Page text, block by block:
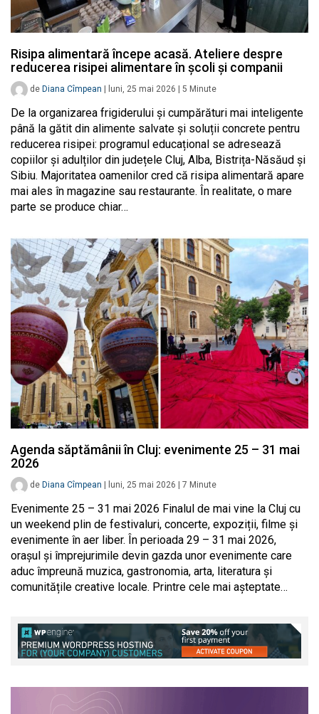
Risipa alimentară începe acasă. Ateliere despre
reducerea risipei alimentare în școli și companii
de Diana Cîmpean luni, 25 mai 2026 5 Minute
De la organizarea frigiderului și cumpărături mai inteligente
până la gătit din alimente salvate și soluții concrete pentru
reducerea risipei: programul educațional se adresează
copiilor și adulților din județele Cluj, Alba, Bistrița-Năsăud și
Sibiu. Majoritatea oamenilor cred că risipa alimentară apare
mai ales în magazine sau restaurante. În realitate, o mare
parte se produce chiar…
Agenda săptămânii în Cluj: evenimente 25 – 31 mai
2026
de Diana Cîmpean luni, 25 mai 2026 7 Minute
Evenimente 25 – 31 mai 2026 Finalul de mai vine la Cluj cu
un weekend plin de festivaluri, concerte, expoziții, filme și
evenimente în aer liber. În perioada 29 – 31 mai 2026,
orașul și împrejurimile devin gazda unor evenimente care
aduc împreună muzica, gastronomia, arta, literatura și
comunitățile creative locale. Printre cele mai așteptate…